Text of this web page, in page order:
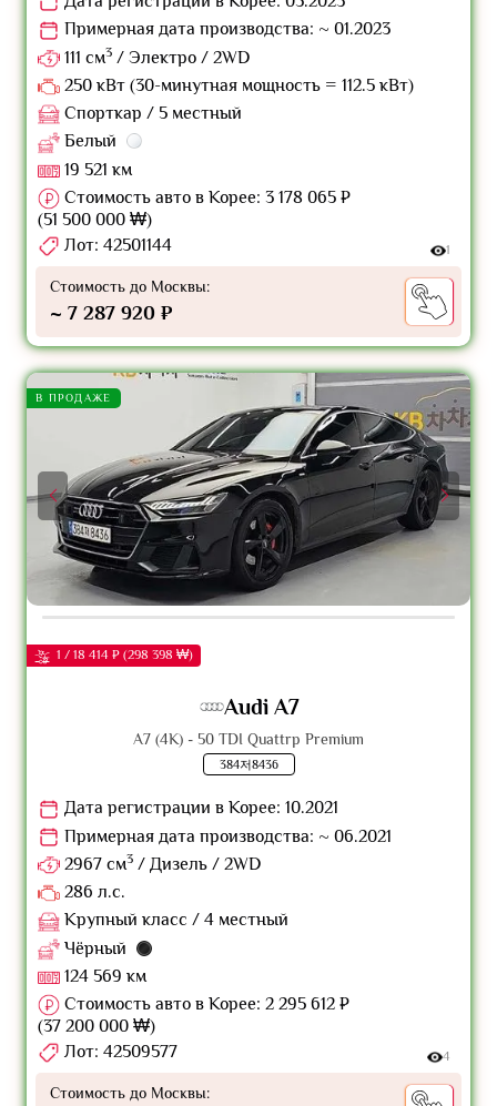
Примерная дата производства: ~ 01.2023
111 см3 / Электро / 2WD
250 кВт (30-минутная мощность = 112.5 кВт)
Спорткар / 5 местный
Белый
19 521 км
Стоимость авто в Корее: 3 178 065 ₽
(51 500 000 ₩)
Лот: 42501144
1
Стоимость до Москвы:
~ 7 287 920 ₽
В ПРОДАЖЕ
1 / 18 414 ₽ (298 398 ₩)
Audi A7
A7 (4K) - 50 TDI Quattrp Premium
384저8436
Дата регистрации в Корее: 10.2021
Примерная дата производства: ~ 06.2021
2967 см3 / Дизель / 2WD
286 л.с.
Крупный класс / 4 местный
Чёрный
124 569 км
Стоимость авто в Корее: 2 295 612 ₽
(37 200 000 ₩)
Лот: 42509577
4
Стоимость до Москвы: